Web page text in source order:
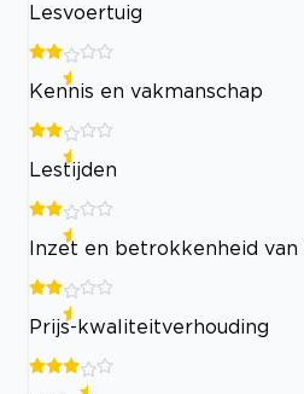
Lesvoertuig
Kennis en vakmanschap
Lestijden
Inzet en betrokkenheid
Prijs-kwaliteitverhouding